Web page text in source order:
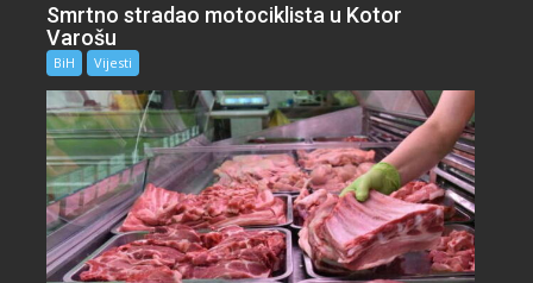
Smrtno stradao motociklista u Kotor
Varošu
BiH Vijesti